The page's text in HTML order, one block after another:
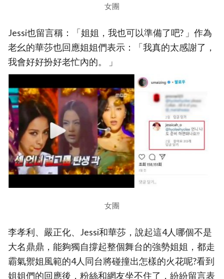
女團
Jessi也留言稱：「姐姐，我也可以準備了吧? 」作為
老幺的華莎也回應姐姐們表示：「我真的太感謝了，
我會好好扮好老忙內的。 」
女團
李孝利、嚴正化、Jessi和華莎，說起這4人哪個不是
大名鼎鼎，能夠獨自撐起整個舞台的強勢姐姐，都走
霸氣禦姐風範的4人同台將碰撞出怎樣的火花呢?看到
姐姐們的回應後，粉絲和網友坐不住了，紛紛留言表